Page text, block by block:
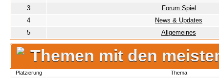
3
Forum Spiel
4
News & Updates
5
Allgemeines
Themen mit den
Platzierung Thema